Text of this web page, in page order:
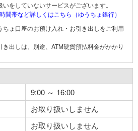
をしていないサービスがございます。
間帯など詳しくはこちら（ゆうちょ銀行）
ょ口座のお預け入れ・お引き出しをご利用
出しは、別途、ATM硬貨預払料金がかかり
9:00 ～ 16:00
お取り扱いしません
お取り扱いしません